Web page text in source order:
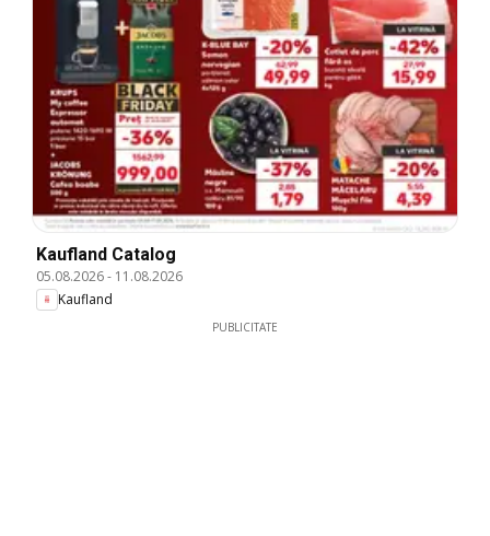
Kaufland Catalog
05.08.2026- 11.08.2026
Kaufland
PUBLICITATE